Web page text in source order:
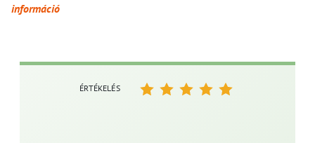
információ
ÉRTÉKELÉS